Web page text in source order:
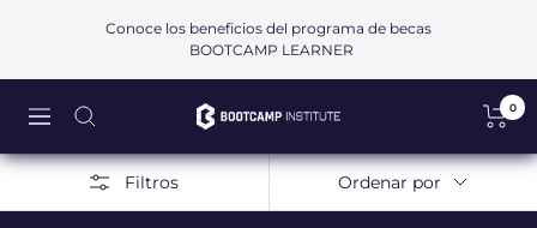
Conoce los beneficios del programa de becas
BOOTCAMP LEARNER
Navigación
Bootcamp
SAPI
0
Filtros Ordenar por